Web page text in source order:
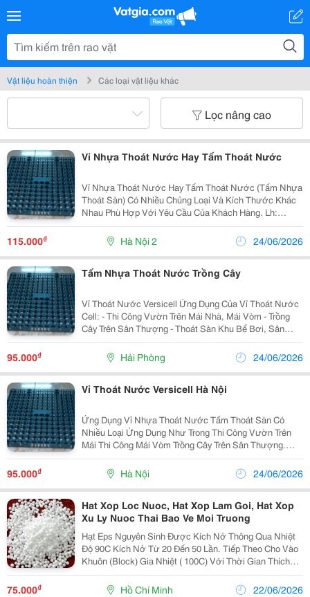
Vật liệu hoàn thiện Các loại vật liệu khác
Lọc nâng cao
Vỉ Nhựa Thoát Nước Hay Tấm Thoát Nước
Vỉ Nhựa Thoát Nước Hay Tấm Thoát Nước (Tấm Nhựa
Thoát Sàn) Có Nhiều Chủng Loại Và Kích Thước Khác
Nhau Phù Hợp Với Yêu Cầu Của Khách Hàng. Lh:
09668.21212 Thi Công Vỉ Nhựa Thoát Nước Thi Công
Vườn Trên Mái Thi Công Quảng Trường Thi C
115.000₫ Hà Nội 2 24/06/2026
Tấm Nhựa Thoát Nước Trồng Cây
Vỉ Thoát Nước Versicell Ứng Dụng Của Vỉ Thoát Nước
Cell: - Thi Công Vườn Trên Mái Nhà, Mái Vòm - Trồng
Cây Trên Sân Thượng - Thoát Sàn Khu Bể Bơi, Sân
Vườn, Sân Tập Thể Thao Tính Năng Của Vỉ Thoát
Nước Cell: - Vỉ Thoát Nước Được Làm...
95.000₫ Hải Phòng 24/06/2026
Vỉ Thoát Nước Versicell Hà Nội
Ứng Dụng Vỉ Nhựa Thoát Nước Tấm Thoát Sàn Có
Nhiều Loại Ứng Dụng Như Trong Thi Công Vườn Trên
Mái Thi Công Mái Vòm Trồng Cây Trên Sân Thượng.
Thoát Sàn Khu Bể Bơi, Sân Vườn. Công Dụng Rất Hữu
Ích Vừa Tiết Kiệm Vừa Hiệu Quả Hơn So...
95.000₫ Hà Nội 24/06/2026
Hat Xop Loc Nuoc, Hat Xop Lam Goi, Hat Xop
Xu Ly Nuoc Thai Bao Ve Moi Truong
Hạt Eps Nguyên Sinh Được Kích Nở Thông Qua Nhiệt
Độ 90C Kích Nở Từ 20 Đến 50 Lần. Tiếp Theo Cho Vào
Khuôn (Block) Gia Nhiệt ( 100C) Với Thời Gian Thích
Hợp Cho Ra Sản Phẩm Foam Eps Còn Gọi Là Mốp Xốp
Eps. Sản Phẩm Mốp Xốp Định Hình Từ Hạt Được Kíc
75.000₫ Hồ Chí Minh 22/06/2026